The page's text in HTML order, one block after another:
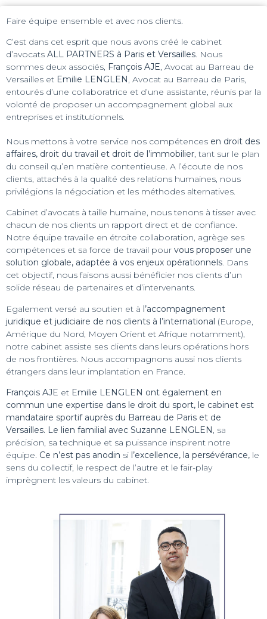
Faire équipe ensemble et avec nos clients.
C’est dans cet esprit que nous avons créé le cabinet
d’avocats ALL PARTNERS à Paris et Versailles. Nous
sommes deux associés, François AJE, Avocat au Barreau de
Versailles et Emilie LENGLEN , Avocat au Barreau de Paris,
entourés d’une collaboratrice et d’une assistante, réunis par la
volonté de proposer un accompagnement global aux
entreprises et institutionnels.
Nous mettons à votre service nos compétences en droit des
affaires, droit du travail et droit de l’immobilier, tant sur le plan
du conseil qu’en matière contentieuse. A l’écoute de nos
clients, attachés à la qualité des relations humaines, nous
privilégions la négociation et les méthodes alternatives.
Cabinet d’avocats à taille humaine, nous tenons à tisser avec
chacun de nos clients un rapport direct et de confiance.
Notre équipe travaille en étroite collaboration, agrège ses
compétences et sa force de travail pour vous proposer une
solution globale, adaptée à vos enjeux opérationnels. Dans
cet objectif, nous faisons aussi bénéficier nos clients d’un
solide réseau de partenaires et d’intervenants.
Egalement versé au soutien et à l’accompagnement
juridique et judiciaire de nos clients à l’international (Europe,
Amérique du Nord, Moyen Orient et Afrique notamment),
notre cabinet assiste ses clients dans leurs opérations hors
de nos frontières. Nous accompagnons aussi nos clients
étrangers dans leur implantation en France.
François AJE et Emilie LENGLEN ont également en
commun une expertise dans le droit du sport, le cabinet est
mandataire sportif auprès du Barreau de Paris et de
Versailles. Le lien familial avec Suzanne LENGLEN, sa
précision, sa technique et sa puissance inspirent notre
équipe. Ce n’est pas anodin si l’excellence, la persévérance, le
sens du collectif, le respect de l’autre et le fair-play
imprègnent les valeurs du cabinet.